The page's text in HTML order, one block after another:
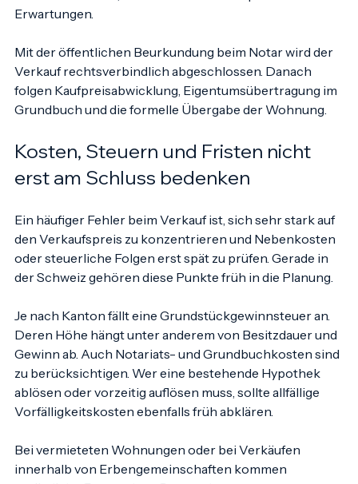
aus bösem Willen, sondern meist aus unpräzisen
Mit der öffentlichen Beurkundung beim Notar wird der
Verkauf rechtsverbindlich abgeschlossen. Danach
folgen Kaufpreisabwicklung, Eigentumsübertragung im
Kosten, Steuern und Fristen nicht
Ein häufiger Fehler beim Verkauf ist, sich sehr stark auf
den Verkaufspreis zu konzentrieren und Nebenkosten
oder steuerliche Folgen erst spät zu prüfen. Gerade in
Je nach Kanton fällt eine Grundstückgewinnsteuer an.
Deren Höhe hängt unter anderem von Besitzdauer und
Gewinn ab. Auch Notariats- und Grundbuchkosten sind
zu berücksichtigen. Wer eine bestehende Hypothek
ablösen oder vorzeitig auflösen muss, sollte allfällige
Bei vermieteten Wohnungen oder bei Verkäufen